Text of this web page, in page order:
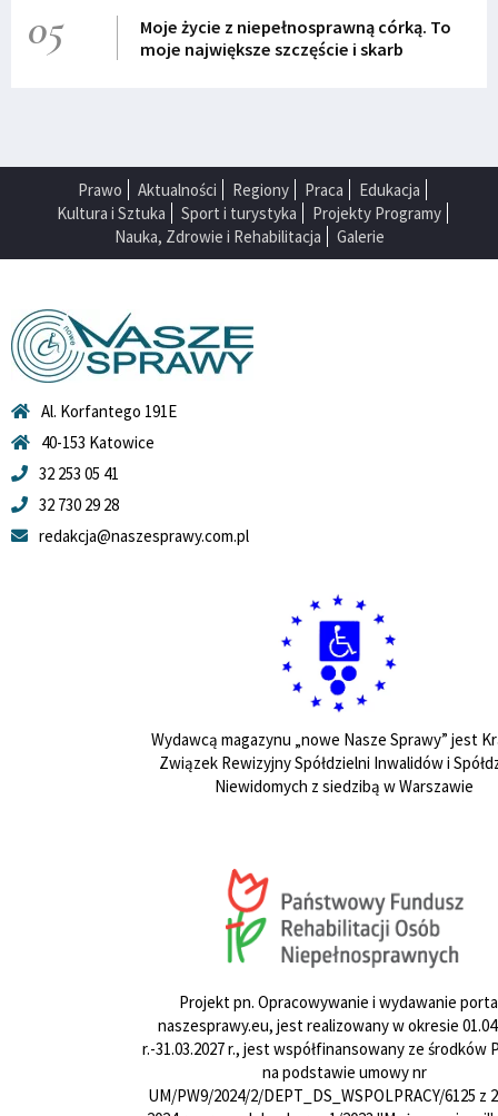
05
Moje życie z niepełnosprawną córką. To
moje największe szczęście i skarb
Prawo Aktualności Regiony Praca
Edukacja
Kultura i Sztuka
Sport i turystyka
Projekty Programy
Nauka, Zdrowie i Rehabilitacja
Galerie
Al. Korfantego 191E
40-153 Katowice
32 253 05 41
32 730 29 28
redakcja@naszesprawy.com.pl
Wydawcą magazynu „nowe Nasze Sprawy” jest
Związek Rewizyjny Spółdzielni Inwalidów i
Niewidomych z siedzibą w Warszawie
Projekt pn. Opracowywanie i wydawanie
naszesprawy.eu, jest realizowany w okresie
r.-31.03.2027 r., jest współfinansowany ze środków
na podstawie umowy nr
UM/PW9/2024/2/DEPT_DS_WSPOLPRACY/6125 z